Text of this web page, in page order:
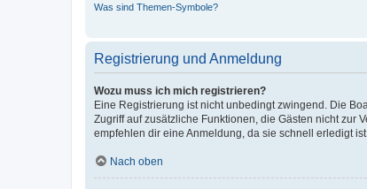
Was sind Themen-Symbole?
Registrierung und Anmeldung
Wozu muss ich mich registrieren?
Eine Registrierung ist nicht unbedingt zwingend. Die
Zugriff auf zusätzliche Funktionen, die Gästen nicht zur
empfehlen dir eine Anmeldung, da sie schnell erledigt
Nach oben